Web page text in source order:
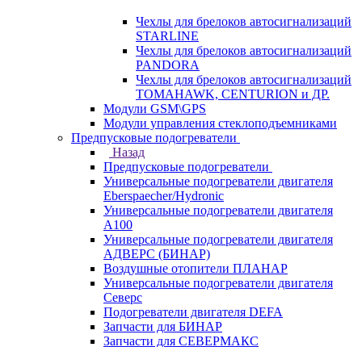
Чехлы для брелоков автосигнализаций
STARLINE
Чехлы для брелоков автосигнализаций
PANDORA
Чехлы для брелоков автосигнализаций
TOMAHAWK, CENTURION и ДР.
Модули GSM\GPS
Модули управления стеклоподъемниками
Предпусковые подогреватели
Назад
Предпусковые подогреватели
Универсальные подогреватели двигателя
Eberspaecher/Hydronic
Универсальные подогреватели двигателя
A100
Универсальные подогреватели двигателя
АДВЕРС (БИНАР)
Воздушные отопители ПЛАНАР
Универсальные подогреватели двигателя
Северс
Подогреватели двигателя DEFA
Запчасти для БИНАР
Запчасти для СЕВЕРМАКС